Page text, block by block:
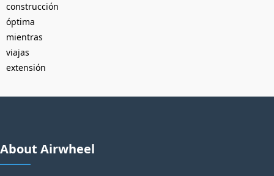
construcción
óptima
mientras
viajas
extensión
About Airwheel